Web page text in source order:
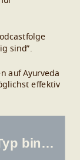
sind”.
auf Ayurveda
effektiv